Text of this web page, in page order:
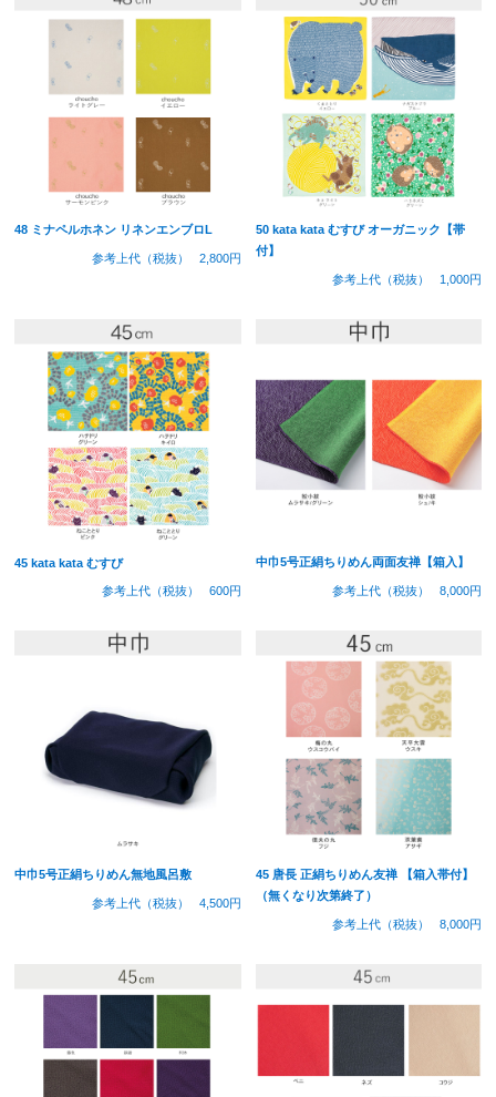
48 ミナペルホネン リネンエンブロL
参考上代（税抜） 2,800円
50 kata kata むすび オーガニック【帯
付】
参考上代（税抜） 1,000円
45 kata kata むすび
参考上代（税抜） 600円
中巾5号正絹ちりめん両面友禅【箱入】
参考上代（税抜） 8,000円
中巾5号正絹ちりめん無地風呂敷
参考上代（税抜） 4,500円
45 唐長 正絹ちりめん友禅 【箱入帯付】
（無くなり次第終了）
参考上代（税抜） 8,000円